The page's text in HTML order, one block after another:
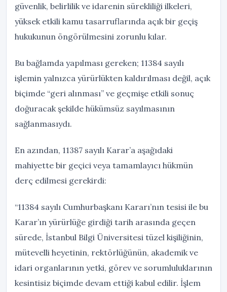
güvenlik, belirlilik ve idarenin sürekliliği ilkeleri,
yüksek etkili kamu tasarruflarında açık bir geçiş
hukukunun öngörülmesini zorunlu kılar.
Bu bağlamda yapılması gereken; 11384 sayılı
işlemin yalnızca yürürlükten kaldırılması değil, açık
biçimde “geri alınması” ve geçmişe etkili sonuç
doğuracak şekilde hükümsüz sayılmasının
sağlanmasıydı.
En azından, 11387 sayılı Karar’a aşağıdaki
mahiyette bir geçici veya tamamlayıcı hükmün
derç edilmesi gerekirdi:
“11384 sayılı Cumhurbaşkanı Kararı’nın tesisi ile bu
Karar’ın yürürlüğe girdiği tarih arasında geçen
sürede, İstanbul Bilgi Üniversitesi tüzel kişiliğinin,
mütevelli heyetinin, rektörlüğünün, akademik ve
idari organlarının yetki, görev ve sorumluluklarının
kesintisiz biçimde devam ettiği kabul edilir. İşlem